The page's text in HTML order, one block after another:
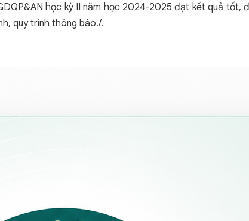
học kỳ II năm học 2024-2025 đạt kết quả tốt,
quy trình thông báo./.